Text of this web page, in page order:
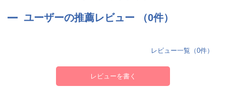
ユーザーの推薦レビュー （0件）
レビュー一覧（0件）
レビューを書く